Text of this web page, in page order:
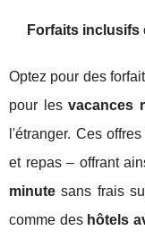
Forfaits
Optez pour des
pour lesvacances
l'étranger. Ces
et repas – offrant
minute sans frais
comme des hôtels